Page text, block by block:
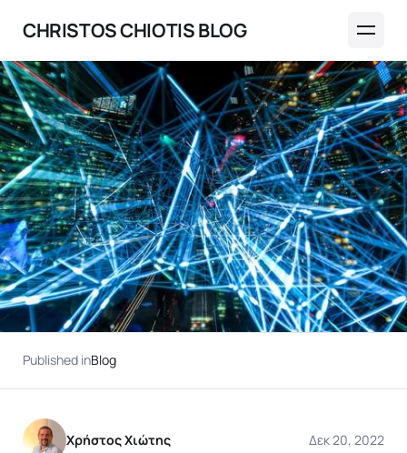
CHRISTOS CHIOTIS BLOG
Published inBlog
Χρήστος Χιώτης Δεκ 20, 2022